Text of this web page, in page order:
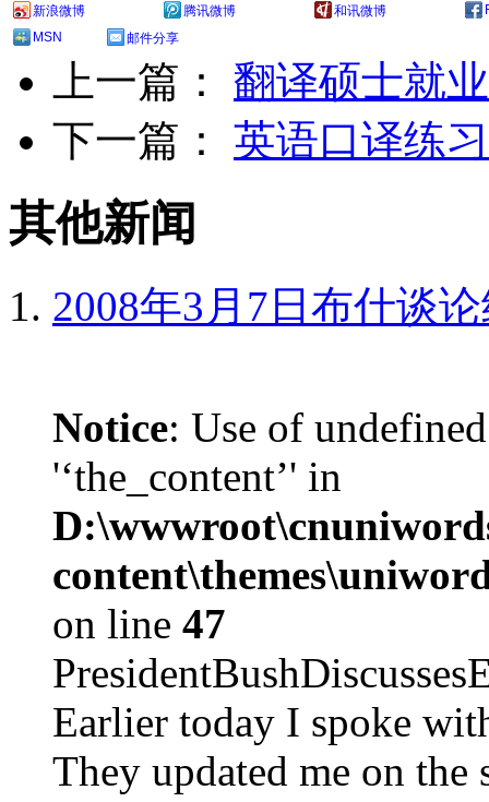
新浪微博 腾讯微博 和讯微博
MSN
邮件分享
上一篇： 翻译硕士就
下一篇： 英语口译练
其他新闻
2008年3月7日布什谈
Notice: Use of
'‘the_content’' in
on line 47
Earlier today I spoke
They updated me on the